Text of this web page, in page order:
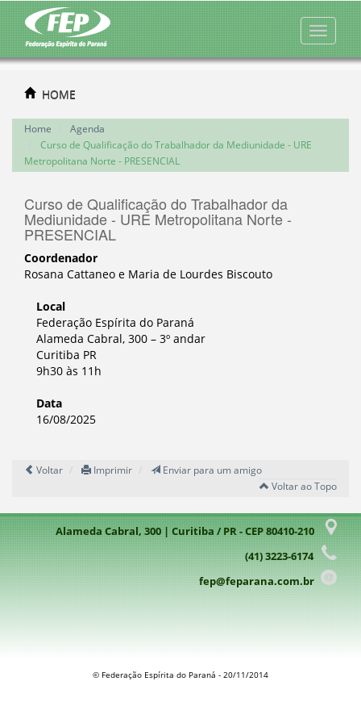
HOME
Home
Agenda
Curso de Qualificação do Trabalhador da Mediunidade - URE
Metropolitana Norte - PRESENCIAL
Curso de Qualificação do Trabalhador da
Mediunidade - URE Metropolitana Norte -
PRESENCIAL
Coordenador
Rosana Cattaneo e Maria de Lourdes Biscouto
Local
Federação Espírita do Paraná
Alameda Cabral, 300 – 3º andar
Curitiba PR
9h30 às 11h
Data
16/08/2025
Voltar Imprimir
Enviar para um amigo
Voltar ao Topo
Alameda Cabral, 300 | Curitiba / PR - CEP 80410-210
(41) 3223-6174
fep@feparana.com.br
© Federação Espírita do Paraná - 20/11/2014